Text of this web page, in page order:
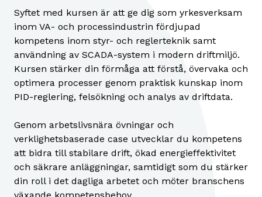
Syftet med kursen är att ge dig som yrkesverksam
inom VA- och processindustrin fördjupad
kompetens inom styr- och reglerteknik samt
användning av SCADA-system i modern driftmiljö.
Kursen stärker din förmåga att förstå, övervaka och
optimera processer genom praktisk kunskap inom
PID-reglering, felsökning och analys av driftdata.
Genom arbetslivsnära övningar och
verklighetsbaserade case utvecklar du kompetens
att bidra till stabilare drift, ökad energieffektivitet
och säkrare anläggningar, samtidigt som du stärker
din roll i det dagliga arbetet och möter branschens